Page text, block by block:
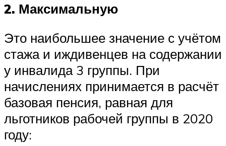
2. Максимальную
Это наибольшее значение с учётом
стажа и иждивенцев на содержании
у инвалида 3 группы. При
начислениях принимается в расчёт
базовая пенсия, равная для
льготников рабочей группы в 2020
году: